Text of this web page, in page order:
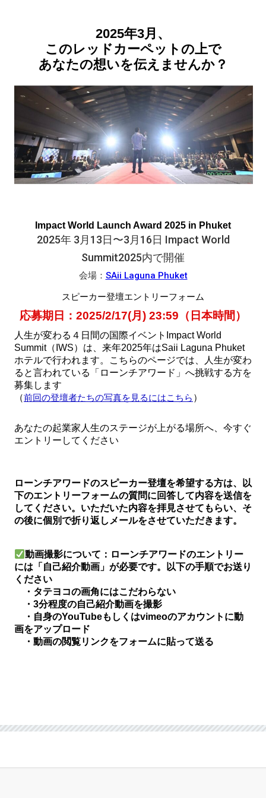
2025年3月、
このレッドカーペットの上で
あなたの想いを伝えませんか？
Impact World Launch Award 2025 in Phuket
2025年 3月13日〜3月16日 Impact World
Summit2025内で開催
会場： SAii Laguna Phuket
スピーカー登壇エントリーフォーム
応募期日：2025/2/17(月) 23:59（日本時間）
人生が変わる４日間の国際イベントImpact World
Summit（IWS）は、来年2025年はSaii Laguna Phuket
ホテルで行われます。こちらのページでは、人生が変わ
ると言われている「 ローンチアワード」へ挑戦する方を
募集します
（前回の登壇者たちの写真を見るにはこちら ）
あなたの起業家人生のステージが上がる場所へ、今すぐ
エントリーしてください
ローンチアワードのスピーカー登壇を希望する方は、以
下のエントリーフォームの質問に回答して内容を送信を
してください。いただいた内容を拝見させてもらい、そ
の後に個別で折り返しメールをさせていただきます。
️動画撮影について：ローンチアワードのエントリー
には「自己紹介動画」が必要です。以下の手順でお送り
ください
・タテヨコの画角にはこだわらない
・3分程度の自己紹介動画を撮影
・自身のYouTubeもしくはvimeoのアカウントに動
画をアップロード
・動画の閲覧リンクをフォームに貼って送る